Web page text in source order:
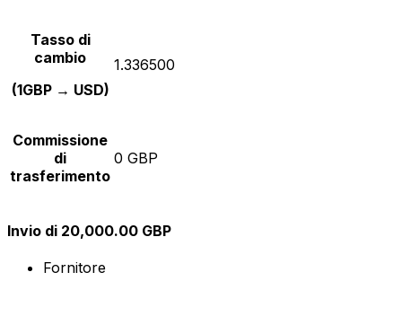
Tasso di
cambio
(1GBP → USD)
1.336500
Commissione
di
trasferimento
0 GBP
Invio di 20,000.00 GBP
Fornitore